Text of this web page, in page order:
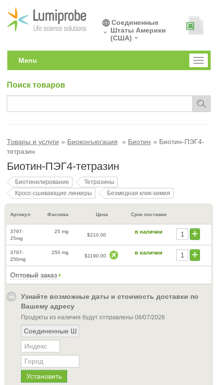
Соединенные
Штаты Америки
(США)
Toggle
Menu
Поиск товаров
Товары и услуги Биоконъюгация Биотин
Биотин-ПЭГ4-
тетразин
Биотин-ПЭГ4-тетразин
Биотинилирование
Тетразины
Кросс-сшивающие линкеры
Безмедная клик-химия
Артикул Фасовка Цена Срок поставки
3797-
25mg
25 mg
$210.00
в наличии
3797-
250mg
250 mg
$1190.00
в наличии
Оптовый заказ
Узнайте возможные даты и стоимость доставки по
Вашему адресу
Продукты из наличия будут отправлены 08/07/2026